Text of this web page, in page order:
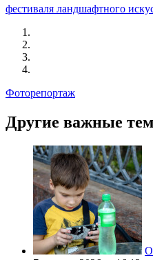
фестиваля ландшафтного
Фоторепортаж
Другие важные